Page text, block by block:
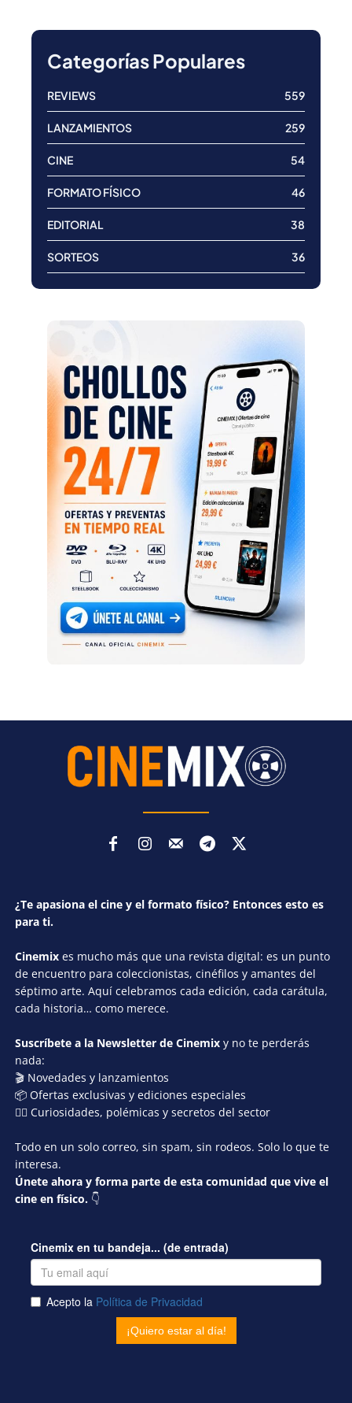
Categorías Populares
REVIEWS 559
LANZAMIENTOS 259
CINE 54
FORMATO FÍSICO 46
EDITORIAL 38
SORTEOS 36
¿Te apasiona el cine y el formato físico? Entonces esto es
para ti.
Cinemix es mucho más que una revista digital: es un punto
de encuentro para coleccionistas, cinéfilos y amantes del
séptimo arte. Aquí celebramos cada edición, cada carátula,
cada historia… como merece.
Suscríbete a la Newsletter de Cinemix y no te perderás
nada:
🎬 Novedades y lanzamientos
📦 Ofertas exclusivas y ediciones especiales
🕵️‍♂️ Curiosidades, polémicas y secretos del sector
Todo en un solo correo, sin spam, sin rodeos. Solo lo que te
interesa.
Únete ahora y forma parte de esta comunidad que vive el
cine en físico. 👇